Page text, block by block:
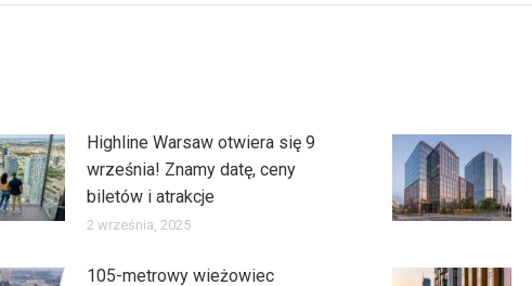
Highline Warsaw otwiera się 9
września! Znamy datę, ceny
biletów i atrakcje
2 września, 2025
105-metrowy wieżowiec